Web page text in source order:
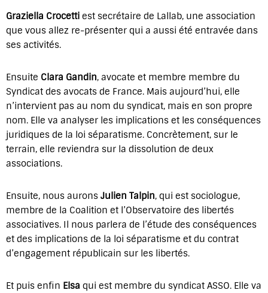
Graziella Crocetti est secrétaire de Lallab, une association
que vous allez re-présenter qui a aussi été entravée dans
ses activités.
Ensuite Clara Gandin, avocate et membre membre du
Syndicat des avocats de France. Mais aujourd’hui, elle
n’intervient pas au nom du syndicat, mais en son propre
nom. Elle va analyser les implications et les conséquences
juridiques de la loi séparatisme. Concrètement, sur le
terrain, elle reviendra sur la dissolution de deux
associations.
Ensuite, nous aurons Julien Talpin, qui est sociologue,
membre de la Coalition et l’Observatoire des libertés
associatives. Il nous parlera de l’étude des conséquences
et des implications de la loi séparatisme et du contrat
d’engagement républicain sur les libertés.
Et puis enfin Elsa qui est membre du syndicat ASSO. Elle va